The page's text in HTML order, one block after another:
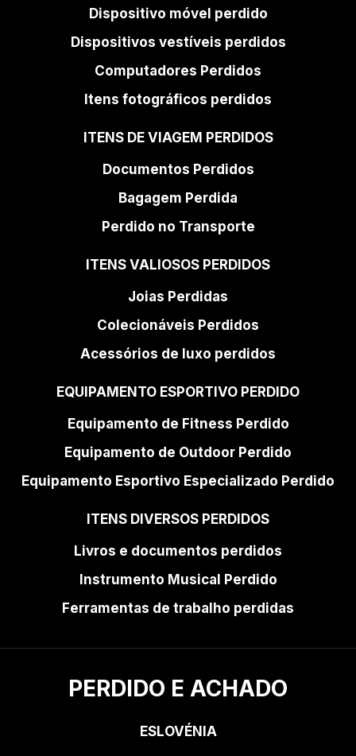
Dispositivo móvel perdido
Dispositivos vestíveis perdidos
Computadores Perdidos
Itens fotográficos perdidos
ITENS DE VIAGEM PERDIDOS
Documentos Perdidos
Bagagem Perdida
Perdido no Transporte
ITENS VALIOSOS PERDIDOS
Joias Perdidas
Colecionáveis Perdidos
Acessórios de luxo perdidos
EQUIPAMENTO ESPORTIVO PERDIDO
Equipamento de Fitness Perdido
Equipamento de Outdoor Perdido
Equipamento Esportivo Especializado Perdido
ITENS DIVERSOS PERDIDOS
Livros e documentos perdidos
Instrumento Musical Perdido
Ferramentas de trabalho perdidas
PERDIDO E ACHADO
ESLOVÉNIA